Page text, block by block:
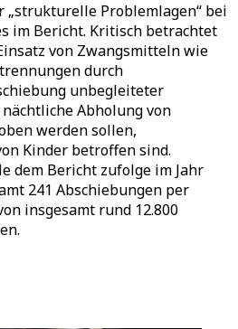
„strukturelle Problemlagen“ bei
im Bericht. Kritisch betrachtet
von Zwangsmitteln wie
durch
unbegleiteter
Abholung von
werden sollen,
Kinder betroffen sind.
dem Bericht zufolge im Jahr
241 Abschiebungen per
insgesamt rund 12.800